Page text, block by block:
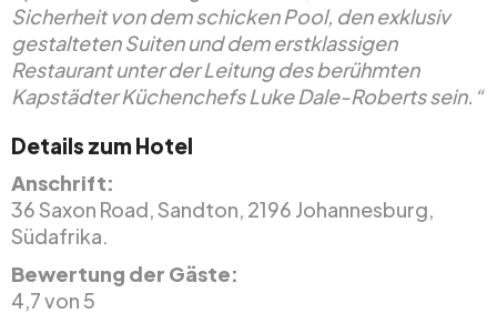
Sicherheit von dem schicken Pool, den exklusiv
gestalteten Suiten und dem erstklassigen
Restaurant unter der Leitung des berühmten
Kapstädter Küchenchefs Luke Dale-Roberts sein.“
Details zum Hotel
Anschrift:
36 Saxon Road, Sandton, 2196 Johannesburg,
Südafrika.
Bewertung der Gäste:
4,7 von 5